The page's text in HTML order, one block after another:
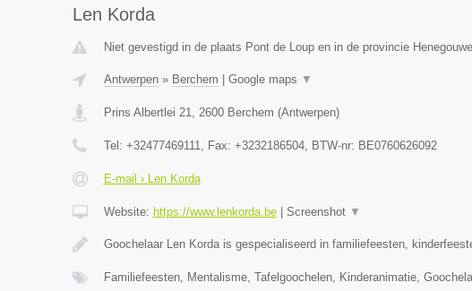
Len Korda
Niet gevestigd in de plaats Pont de Loup en in de provincie
Antwerpen» Berchem Google maps ▼
Prins Albertlei 21, 2600 Berchem (Antwerpen)
Tel: +32477469111, Fax: +3232186504, BTW-nr: BE0760626092
E-mail › Len Korda
Website: https://www.lenkorda.be| Screenshot ▼
Goochelaar Len Korda is gespecialiseerd in familiefeesten,
Familiefeesten, Mentalisme, Tafelgoochelen, Kinderanimatie,